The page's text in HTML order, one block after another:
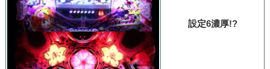
設定6濃厚!?